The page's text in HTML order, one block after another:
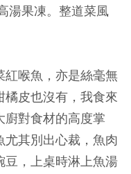
湯果凍。整道菜風
紅喉魚，亦是絲毫無
皮也沒有，我食來
廚對食材的高度掌
其別出心裁，魚肉
豆，上桌時淋上魚湯